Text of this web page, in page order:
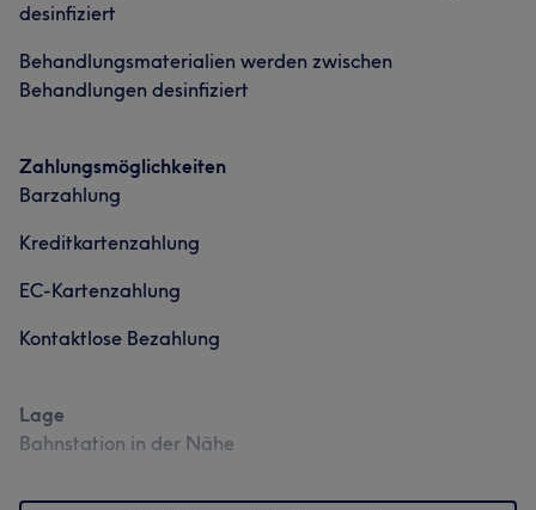
desinfiziert
Behandlungsmaterialien werden zwischen
Behandlungen desinfiziert
Zahlungsmöglichkeiten
Barzahlung
Kreditkartenzahlung
EC-Kartenzahlung
Kontaktlose Bezahlung
Lage
Bahnstation in der Nähe